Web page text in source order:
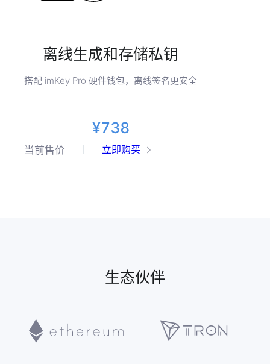
离线生成和存储私钥
搭配 imKey Pro 硬件钱包，离线签名更安全
¥738
当前售价 立即购买
生态伙伴